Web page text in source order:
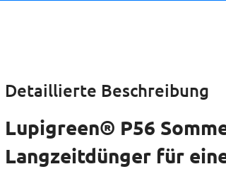
Detaillierte Beschreibung
Lupigreen® P56
Langzeitdünger für